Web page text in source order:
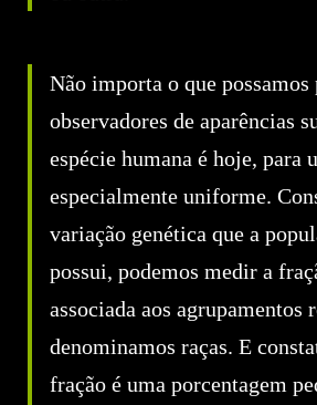
Não importa o que possamos
observadores de aparências
espécie humana é hoje, para
especialmente uniforme.
variação genética que a
possui, podemos medir a
associada aos agrupamentos
denominamos raças. E
fração é uma porcentagem